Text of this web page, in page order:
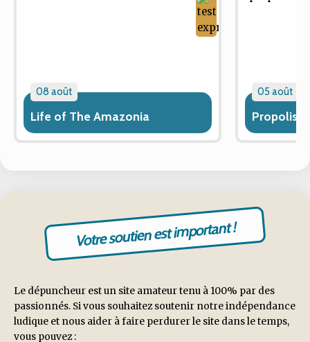
08 août
Life of The Amazonia
05 août
Propolis
Votre soutien est important !
Le dépuncheur est un site amateur tenu à 100% par des
passionnés. Si vous souhaitez soutenir notre indépendance
ludique et nous aider à faire perdurer le site dans le temps,
vous pouvez :